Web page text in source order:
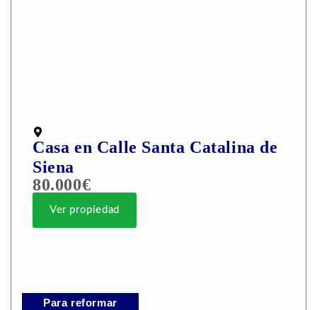
Casa en Calle Santa Catalina de
Siena
80.000€
Ver propiedad
Para reformar